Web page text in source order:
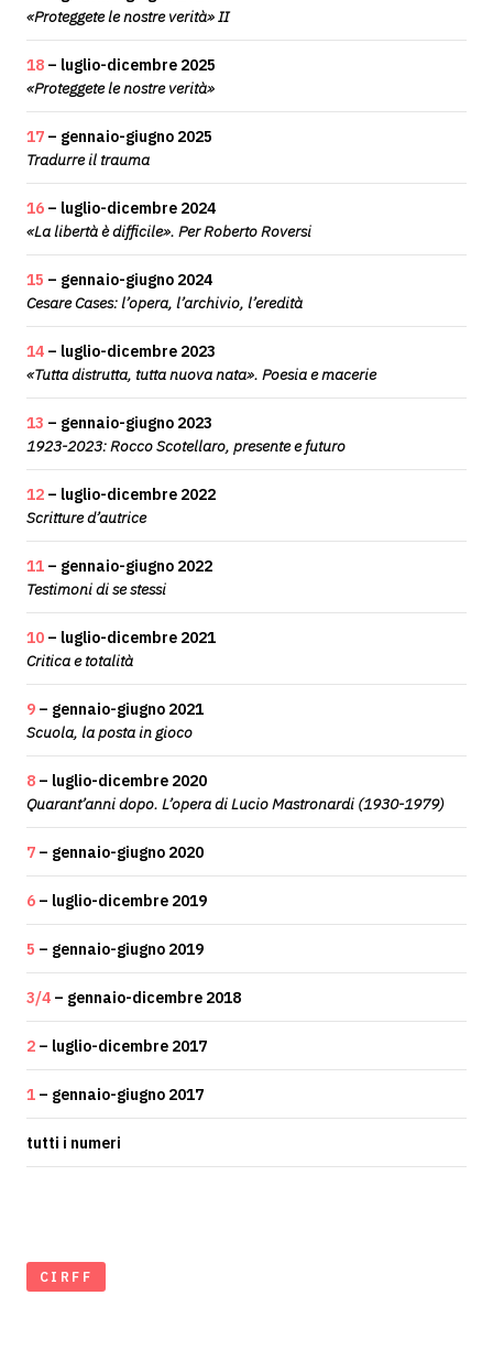
«Proteggete le nostre verità» II
18 – luglio-dicembre 2025
«Proteggete le nostre verità»
17 – gennaio-giugno 2025
Tradurre il trauma
16 – luglio-dicembre 2024
«La libertà è difficile». Per Roberto Roversi
15 – gennaio-giugno 2024
Cesare Cases: l’opera, l’archivio, l’eredità
14 – luglio-dicembre 2023
«Tutta distrutta, tutta nuova nata». Poesia e macerie
13 – gennaio-giugno 2023
1923-2023: Rocco Scotellaro, presente e futuro
12 – luglio-dicembre 2022
Scritture d’autrice
11 – gennaio-giugno 2022
Testimoni di se stessi
10 – luglio-dicembre 2021
Critica e totalità
9 – gennaio-giugno 2021
Scuola, la posta in gioco
8 – luglio-dicembre 2020
Quarant’anni dopo. L’opera di Lucio Mastronardi (1930-1979)
7 – gennaio-giugno 2020
6 – luglio-dicembre 2019
5 – gennaio-giugno 2019
3/4 – gennaio-dicembre 2018
2 – luglio-dicembre 2017
1 – gennaio-giugno 2017
tutti i numeri
CIRFF